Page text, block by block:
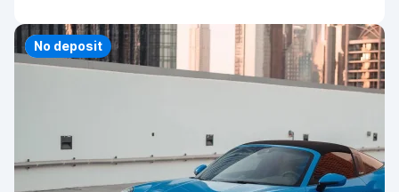
Priority
No deposit